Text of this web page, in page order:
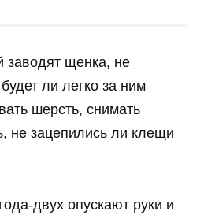
щенка, не
ли легко за ним
шерсть, снимать
не зацепились ли клещи
двух опускают руки и